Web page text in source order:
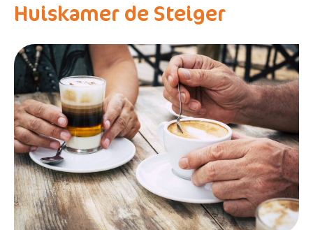
Huiskamer de Steiger